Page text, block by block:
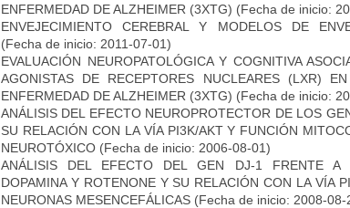
ENFERMEDAD DE ALZHEIMER (3XTG) (Fecha de inicio:
ENVEJECIMIENTO CEREBRAL Y MODELOS DE
(Fecha de inicio: 2011-07-01)
EVALUACIÓN NEUROPATOLÓGICA Y COGNITIVA
AGONISTAS DE RECEPTORES NUCLEARES (LXR)
ENFERMEDAD DE ALZHEIMER (3XTG) (Fecha de inicio:
ANÁLISIS DEL EFECTO NEUROPROTECTOR DE LOS
SU RELACIÓN CON LA VÍA PI3K/AKT Y FUNCIÓN
NEUROTÓXICO (Fecha de inicio: 2006-08-01)
ANÁLISIS DEL EFECTO DEL GEN DJ-1 FRENTE A
DOPAMINA Y ROTENONE Y SU RELACIÓN CON LA VÍA
NEURONAS MESENCEFÁLICAS (Fecha de inicio: 2008-08-